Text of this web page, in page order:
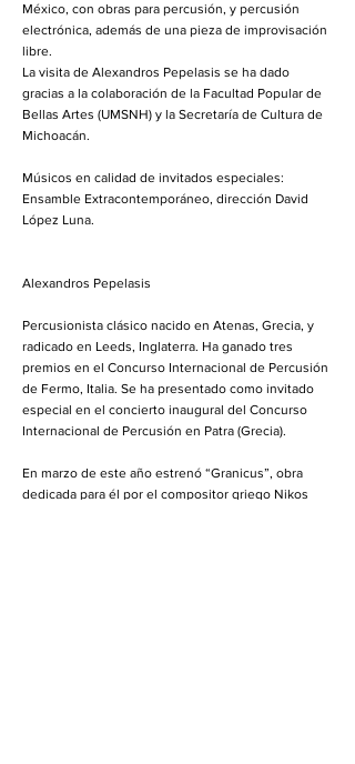
México, con obras para percusión, y percusión
electrónica, además de una pieza de improvisación
libre.
La visita de Alexandros Pepelasis se ha dado
gracias a la colaboración de la Facultad Popular de
Bellas Artes (UMSNH) y la Secretaría de Cultura de
Michoacán.
Músicos en calidad de invitados especiales:
Ensamble Extracontemporáneo, dirección David
López Luna.
Alexandros Pepelasis
Percusionista clásico nacido en Atenas, Grecia, y
radicado en Leeds, Inglaterra. Ha ganado tres
premios en el Concurso Internacional de Percusión
de Fermo, Italia. Se ha presentado como invitado
especial en el concierto inaugural del Concurso
Internacional de Percusión en Patra (Grecia).
En marzo de este año estrenó “Granicus”, obra
dedicada para él por el compositor griego Nikos